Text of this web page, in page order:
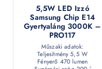
5,5W LED Izzó
Samsung Chip E14
Gyertyaláng 3000K –
PRO117
Műszaki adatok:
Teljesítmény 5,5 W
Fényerő 470 lumen